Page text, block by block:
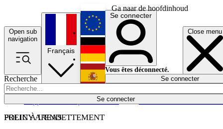
Ga naar de hoofdinhoud
Open sub
navigation
Close menu
Recherche
Se connecter
POLICY AREAS
Économie
Français
English
Deutsch
Español
Se connecter
Vous êtes déconnecté.
Se connecter
FREIN À L'ENDETTEMENT